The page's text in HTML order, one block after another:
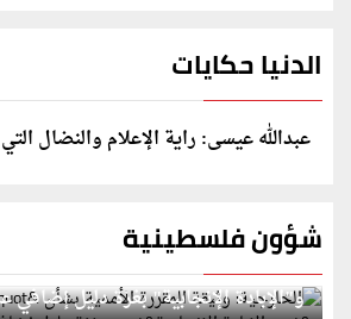
الدنيا حكايات
عبدالله عيسى: راية الإعلام والنضال
شؤون فلسطينية
الخارجية: وثيقة المقررة الأممية بشأن
و"الإبادة الإنجابية" بغزة دليل إضافي